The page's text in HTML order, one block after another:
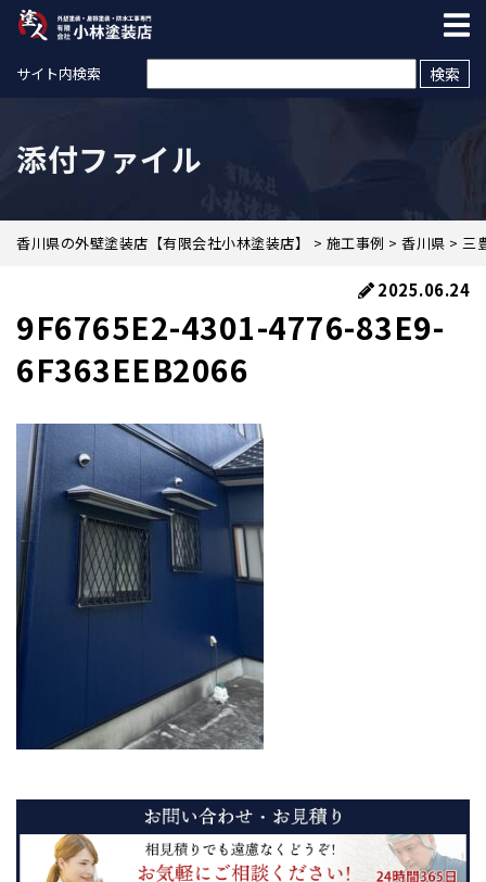
サイト内検索
添付ファイル
香川県の外壁塗装店【有限会社小林塗装店】 > 施工事例 > 香川県 > 三
2025.06.24
9F6765E2-4301-4776-83E9-
6F363EEB2066